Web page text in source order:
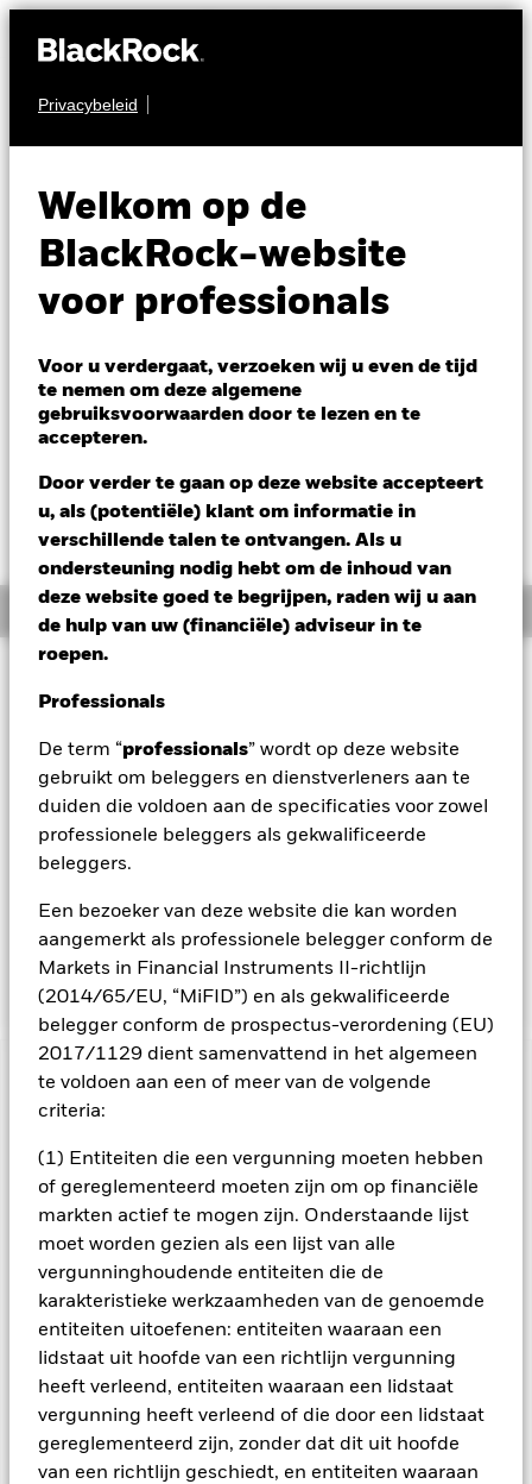
Privacybeleid
Welkom op de
BlackRock-website
voor professionals
Voor u verdergaat, verzoeken wij u even de tijd
te nemen om deze algemene
gebruiksvoorwaarden door te lezen en te
accepteren.
Door verder te gaan op deze website accepteert
u, als (potentiële) klant om informatie in
verschillende talen te ontvangen. Als u
ondersteuning nodig hebt om de inhoud van
deze website goed te begrijpen, raden wij u aan
de hulp van uw (financiële) adviseur in te
roepen.
Professionals
De term “professionals” wordt op deze website
gebruikt om beleggers en dienstverleners aan te
duiden die voldoen aan de specificaties voor zowel
professionele beleggers als gekwalificeerde
beleggers.
Een bezoeker van deze website die kan worden
aangemerkt als professionele belegger conform de
Markets in Financial Instruments II-richtlijn
(2014/65/EU, “MiFID”) en als gekwalificeerde
belegger conform de prospectus-verordening (EU)
2017/1129 dient samenvattend in het algemeen
te voldoen aan een of meer van de volgende
criteria:
(1) Entiteiten die een vergunning moeten hebben
of gereglementeerd moeten zijn om op financiële
markten actief te mogen zijn. Onderstaande lijst
moet worden gezien als een lijst van alle
vergunninghoudende entiteiten die de
karakteristieke werkzaamheden van de genoemde
entiteiten uitoefenen: entiteiten waaraan een
lidstaat uit hoofde van een richtlijn vergunning
heeft verleend, entiteiten waaraan een lidstaat
vergunning heeft verleend of die door een lidstaat
gereglementeerd zijn, zonder dat dit uit hoofde
van een richtlijn geschiedt, en entiteiten waaraan
MULTI-ASSET
Income Fund
NAV per 07/aug/2026
SGD 7,66
Verandering NAV 1 dag per 07/aug/2026
SGD 0,01 (0,13%)
Overzicht
Het Fonds streeft naar een maximaal rendement op uw
combinatie van kapitaalgroei en opbrengsten uit de activa
van het Fonds. Het Fonds belegt wereldwijd in het hele scala
aan activa waarin een icbe kan beleggen, waaronder
aandeleneffecten (bijv. aandelen), vastrentende effecten
geldmarktinstrumenten (d.w.z. schuldeffecten met een korte
Hiertoe behoren obligaties en geldmarktinstrumenten (d.w.z.
schuldeffecten met een korte looptijd).
BELANGRIJKE GEGEVENS: Kapitaalrisico.De waarde en
het rendement van beleggingen kunnen dalen en stijgen, en
oorspronkelijke inleg.
Alle aandelenklassen met valutahedging van dit fonds
gebruiken derivaten om valutarisico's af te dekken. Het
gebruik van derivaten voor een aandelenklasse kan een
potentieel besmettingsrisico (ook bekend als spill-over) voor
andere aandelenklassen in het fonds betekenen. De
beheermaatschappij van het fonds waarborgt dat er
besmettingsrisico voor andere aandelenklassen te
minimaliseren. Via het uitklapvakje direct onder de naam van
het fonds, kunt u een lijst van alle aandelenklassen in het
fonds bekijken – aandelenklassen met valutahedging worden
aangegeven door het woord 'Hedged' in de naam van de